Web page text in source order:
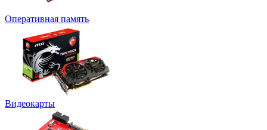
Оперативная память
Видеокарты